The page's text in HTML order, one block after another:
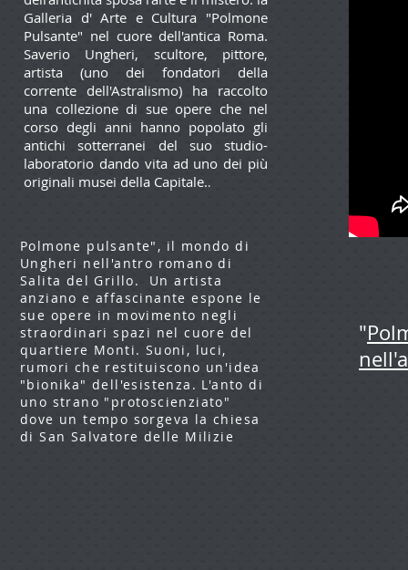
Galleria d' Arte e Cultura "Polmone
Pulsante" nel cuore dell'antica Roma.
Saverio Ungheri, scultore, pittore,
artista (uno dei fondatori della
corrente dell'Astralismo) ha raccolto
una collezione di sue opere che nel
corso degli anni hanno popolato gli
antichi sotterranei del suo studio-
laboratorio dando vita ad uno dei più
originali musei della Capitale..
Polmone pulsante", il mondo di
Ungheri nell'antro romano di
Salita del Grillo. Un artista
anziano e affascinante espone le
sue opere in movimento negli
straordinari spazi nel cuore del
quartiere Monti. Suoni, luci,
rumori che restituiscono un'idea
"bionika" dell'esistenza. L'anto di
uno strano "protoscienziato"
dove un tempo sorgeva la chiesa
di San Salvatore delle Milizie
"